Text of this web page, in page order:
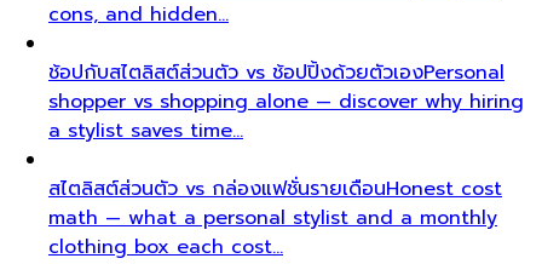
cons, and hidden…
ช้อปกับสไตลิสต์ส่วนตัว vs ช้อปปิ้งด้วยตัวเองPersonal
shopper vs shopping alone — discover why hiring
a stylist saves time…
สไตลิสต์ส่วนตัว vs กล่องแฟชั่นรายเดือนHonest cost
math — what a personal stylist and a monthly
clothing box each cost…